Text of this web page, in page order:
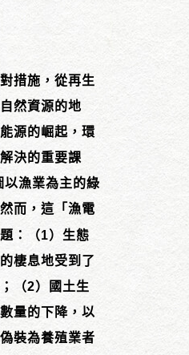
措施，從再生
然資源的地
源的崛起，環
決的重要課
漁業為主的綠
而，這「漁電
：（1）生態
棲息地受到了
（2）國土生
量的下降，以
裝為養殖業者